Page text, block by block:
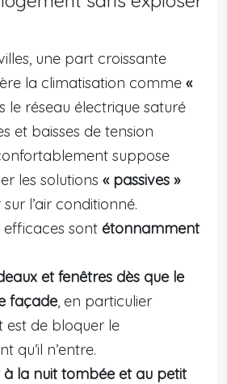
une part croissante
la climatisation comme «
le réseau électrique saturé
et baisses de tension
suppose
les solutions « passives »
l’air conditionné.
efficaces sont étonnamment
et fenêtres dès que le
façade, en particulier
est de bloquer le
qu’il n’entre.
la nuit tombée et au petit